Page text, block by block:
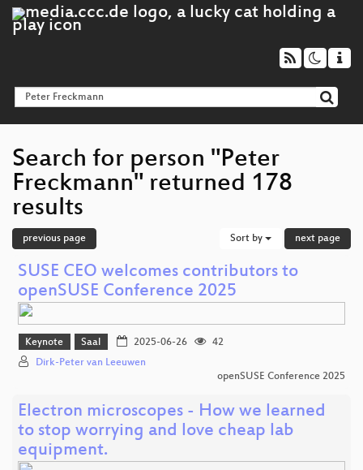
Search for person "Peter
Freckmann" returned 178
results
previous page Sort by next page
SUSE CEO welcomes contributors to
openSUSE Conference 2025
Keynote Saal 2025-06-26
42
Dirk-Peter van Leeuwen
openSUSE Conference 2025
Electron microscopes - How we learned
to stop worrying and love cheap lab
equipment.